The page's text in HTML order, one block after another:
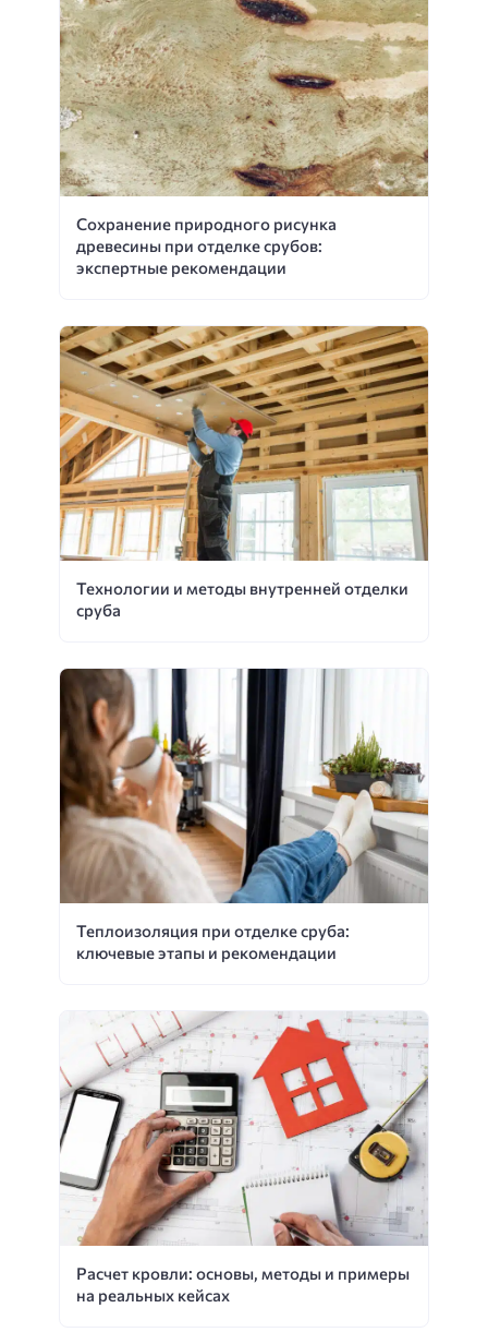
Сохранение природного рисунка
древесины при отделке срубов:
экспертные рекомендации
Технологии и методы внутренней отделки
сруба
Теплоизоляция при отделке сруба:
ключевые этапы и рекомендации
Расчет кровли: основы, методы и примеры
на реальных кейсах